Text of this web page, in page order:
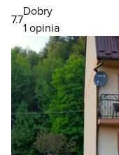
7.7
Dobry
1 opinia